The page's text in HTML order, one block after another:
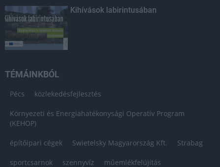
Kihívások labirintusában
TÉMÁINKBÓL
Pécs közlekedésfejlesztés
Környezeti és Energiahatékonysági Operatív Program
(KEHOP)
építőipari cégek Swietelsky Magyarország Kft. Strabag
sportcsarnok szennyvíz műemlékfelújítás